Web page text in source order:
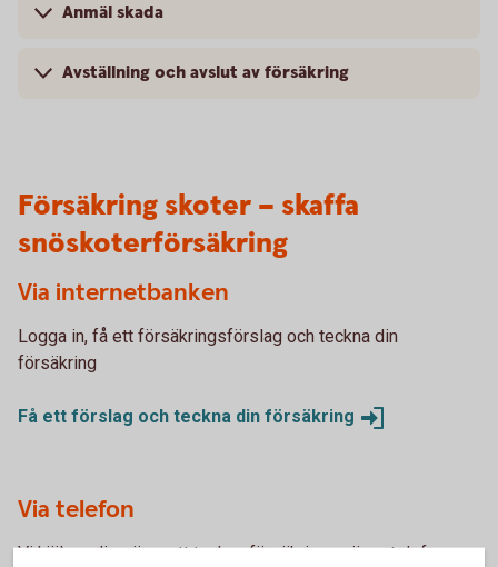
Anmäl skada
Avställning och avslut av försäkring
Försäkring skoter – skaffa
snöskoterförsäkring
Via internetbanken
Logga in, få ett försäkringsförslag och teckna din
försäkring
Få ett förslag och teckna din försäkring
Via telefon
Vi hjälper dig gärna att teckna försäkringen över telefon.